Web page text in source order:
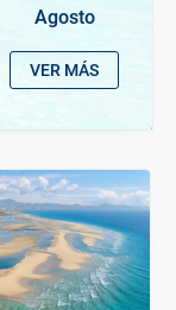
Agosto
VER MÁS